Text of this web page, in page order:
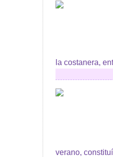
la costanera,
verano,